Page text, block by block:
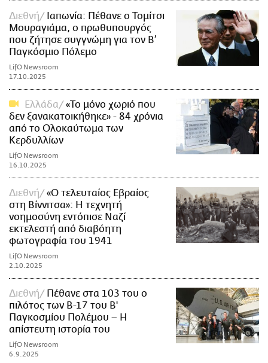
Διεθνή
Ιαπωνία: Πέθανε ο Τομίτσι
Μουραγιάμα, ο πρωθυπουργός
που ζήτησε συγγνώμη για τον Β’
Παγκόσμιο Πόλεμο
LifO Newsroom
17.10.2025
Ελλάδα
«Το μόνο χωριό που
δεν ξανακατοικήθηκε» - 84 χρόνια
από το Ολοκαύτωμα των
Κερδυλλίων
LifO Newsroom
16.10.2025
Διεθνή
«Ο τελευταίος Εβραίος
στη Βίννιτσα»: Η τεχνητή
νοημοσύνη εντόπισε Ναζί
εκτελεστή από διαβόητη
φωτογραφία του 1941
LifO Newsroom
2.10.2025
Διεθνή
Πέθανε στα 103 του ο
πιλότος των Β-17 του Β'
Παγκοσμίου Πολέμου – Η
απίστευτη ιστορία του
LifO Newsroom
6.9.2025